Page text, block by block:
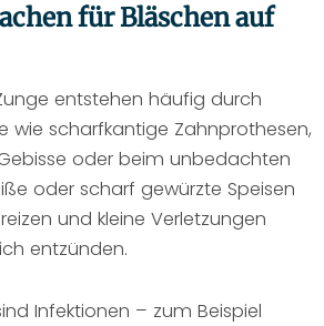
für Bläschen auf
entstehen häufig durch
wie scharfkantige Zahnprothesen,
oder beim unbedachten
oder scharf gewürzte Speisen
und kleine Verletzungen
entzünden.
Infektionen – zum Beispiel